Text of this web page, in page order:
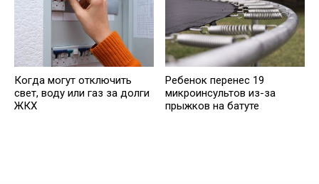
Когда могут отключить
свет, воду или газ за долги
ЖКХ
Ребенок перенес 19
микроинсультов из-за
прыжков на батуте